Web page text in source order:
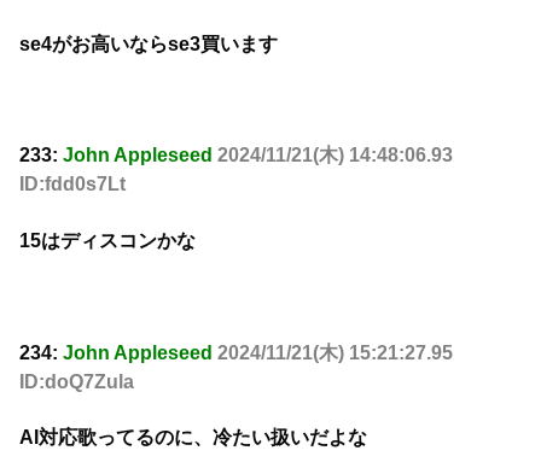
se4がお高いならse3買います
233: John Appleseed 2024/11/21(木) 14:48:06.93
ID:fdd0s7Lt
15はディスコンかな
234: John Appleseed 2024/11/21(木) 15:21:27.95
ID:doQ7Zula
AI対応歌ってるのに、冷たい扱いだよな